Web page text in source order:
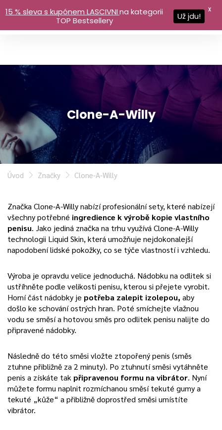
Clone-A-Willy
Úvod Značky Clone-A-Willy
Značka Clone-A-Willy nabízí profesionální sety, které nabízejí
všechny potřebné ingredience k výrobě kopie vlastního
penisu. Jako jediná značka na trhu využívá Clone-A-Willy
technologii Liquid Skin, která umožňuje nejdokonalejší
napodobení lidské pokožky, co se týče vlastností i vzhledu.
Výroba je opravdu velice jednoduchá. Nádobku na odlitek si
ustříhněte podle velikosti penisu, kterou si přejete vyrobit.
Horní část nádobky je potřeba zalepit izolepou, aby
došlo ke schování ostrých hran. Poté smíchejte vlažnou
vodu se směsí a hotovou směs pro odlitek penisu nalijte do
připravené nádobky.
Následně do této směsi vložte ztopořený penis (směs
ztuhne přibližně za 2 minuty). Po ztuhnutí směsi vytáhněte
penis a získáte tak připravenou formu na vibrátor. Nyní
můžete formu naplnit rozmíchanou směsí tekuté gumy a
tekuté „kůže“ a přibližně doprostřed směsi umístíte
vibrátor.
15 % sleva s kupónem LASCIVNIna kategorii
TOP Bestsellery
Už jdu!
X